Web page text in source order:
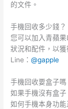
的文件。
手機回收多少錢？
您可以加入青蘋
狀況和配件，以獲
Line：@gapple
手機回收要盒子嗎
如果手機沒有盒子
如何手機本身功